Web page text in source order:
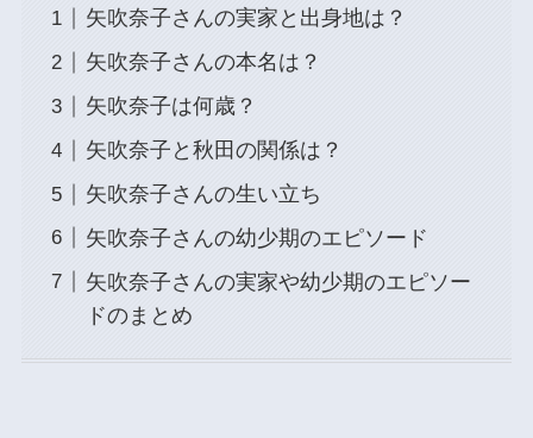
矢吹奈子さんの実家と出身地は？
矢吹奈子さんの本名は？
矢吹奈子は何歳？
矢吹奈子と秋田の関係は？
矢吹奈子さんの生い立ち
矢吹奈子さんの幼少期のエピソード
矢吹奈子さんの実家や幼少期のエピソー
ドのまとめ